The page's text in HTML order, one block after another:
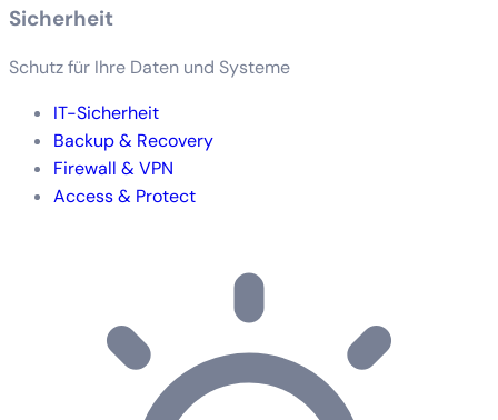
Sicherheit
Schutz für Ihre Daten und Systeme
IT-Sicherheit
Backup & Recovery
Firewall & VPN
Access & Protect